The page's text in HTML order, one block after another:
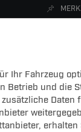
Ihr Fahrzeug
Betrieb und die
Daten
erhalten
ZUBEHÖR